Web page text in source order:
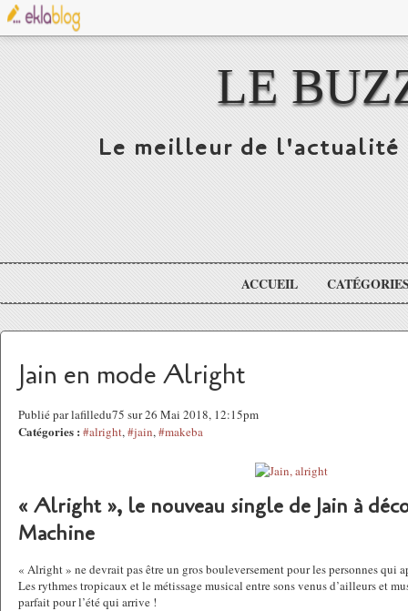
LE
Le meilleur de
ACCUEIL
Jain en mode Alright
Publié par lafilledu75 sur 26 Mai 2018, 12:15pm
Catégories : #alright,#jain,#makeba
« Alright », le nouveau single de Jain à
Machine
« Alright » ne devrait pas être un gros bouleversement pour les personnes qui
Les rythmes tropicaux et le métissage musical entre sons venus d’ailleurs et
parfait pour l’été qui arrive !